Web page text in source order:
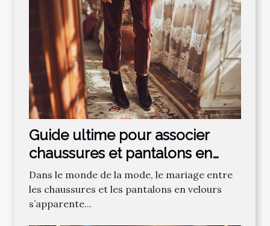
Guide ultime pour associer
chaussures et pantalons en
velours
Dans le monde de la mode, le mariage entre
les chaussures et les pantalons en velours
s’apparente...